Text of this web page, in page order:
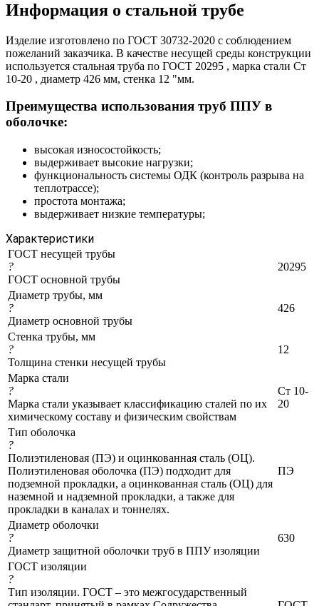
Информация о стальной трубе
Изделие изготовлено по ГОСТ 30732-2020 с соблюдением
пожеланий заказчика. В качестве несущей среды конструкции
используется стальная труба по ГОСТ 20295 , марка стали Ст
10-20 , диаметр 426 мм, стенка 12 "мм.
Преимущества использования труб ППУ в
оболочке:
высокая износостойкость;
выдерживает высокие нагрузки;
функциональность системы ОДК (контроль разрыва на
теплотрассе);
простота монтажа;
выдерживает низкие температуры;
Характеристики
ГОСТ несущей трубы
?
ГОСТ основной трубы
20295
Диаметр трубы, мм
?
Диаметр основной трубы
426
Стенка трубы, мм
?
Толщина стенки несущей трубы
12
Марка стали
?
Марка стали указывает классификацию сталей по их
химическому составу и физическим свойствам
Ст 10-
20
Тип оболочка
?
Полиэтиленовая (ПЭ) и оцинкованная сталь (ОЦ).
Полиэтиленовая оболочка (ПЭ) подходит для
подземной прокладки, а оцинкованная сталь (ОЦ) для
наземной и надземной прокладки, а также для
прокладки в каналах и тоннелях.
ПЭ
Диаметр оболочки
?
Диаметр защитной оболочки труб в ППУ изоляции
630
ГОСТ изоляции
?
Тип изоляции. ГОСТ – это межгосударственный